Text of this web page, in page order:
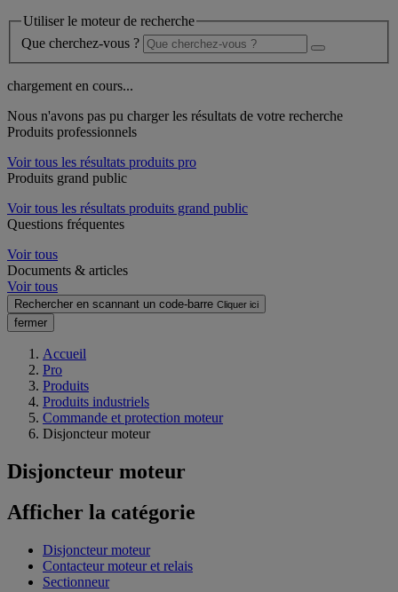
Utiliser le moteur de recherche
Que cherchez-vous ?
chargement en cours...
Nous n'avons pas pu charger les résultats de votre recherche
Produits professionnels
Voir tous les résultats produits pro
Produits grand public
Voir tous les résultats produits grand public
Questions fréquentes
Voir tous
Documents & articles
Voir tous
Rechercher en scannant un code-barre Cliquer ici
fermer
Accueil
Pro
Produits
Produits industriels
Commande et protection moteur
Disjoncteur moteur
Disjoncteur moteur
Afficher la catégorie
Disjoncteur moteur
Contacteur moteur et relais
Sectionneur